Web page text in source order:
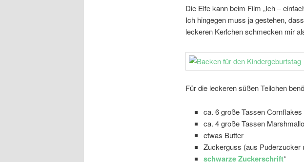
Die Elfe kann beim Film „Ich –
Ich hingegen muss ja gestehen,
leckeren Kerlchen schmecken mir
Für die leckeren süßen Teilchen
ca. 6 große Tassen Cornflakes
ca. 4 große Tassen
etwas Butter
Zuckerguss (aus Puderzucker
schwarze Zuckerschrift*